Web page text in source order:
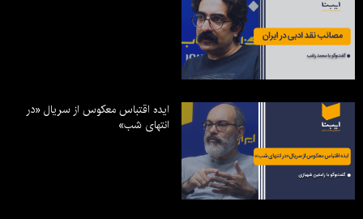
ایده اقتباس معکوس از سریال «در
انتهای شب»